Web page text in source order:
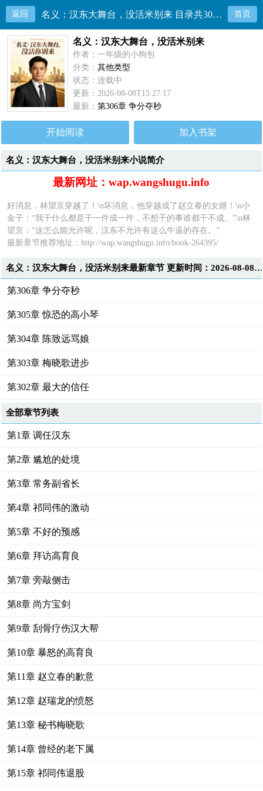
返回 名义：汉东大舞台，没活米别来 目录共306章 首页
名义：汉东大舞台，没活米别来
作者：一年级的小狗包
分类：其他类型
状态：连载中
更新：2026-08-08T15:27:17
最新：第306章 争分夺秒
开始阅读 加入书架
名义：汉东大舞台，没活米别来小说简介
最新网址：wap.wangshugu.info
好消息，林望京穿越了！\n坏消息，他穿越成了赵立春的女婿！\n小
金子：“我干什么都是干一件成一件，不想干的事谁都干不成。”\n林
望京：“这怎么能允许呢，汉东不允许有这么牛逼的存在。”
最新章节推荐地址：http://wap.wangshugu.info/book-264395/
名义：汉东大舞台，没活米别来最新章节 更新时间：2026-08-08T15:27:17
第306章 争分夺秒
第305章 惊恐的高小琴
第304章 陈致远骂娘
第303章 梅晓歌进步
第302章 最大的信任
全部章节列表
第1章 调任汉东
第2章 尴尬的处境
第3章 常务副省长
第4章 祁同伟的激动
第5章 不好的预感
第6章 拜访高育良
第7章 旁敲侧击
第8章 尚方宝剑
第9章 刮骨疗伤汉大帮
第10章 暴怒的高育良
第11章 赵立春的歉意
第12章 赵瑞龙的愤怒
第13章 秘书梅晓歌
第14章 曾经的老下属
第15章 祁同伟退股